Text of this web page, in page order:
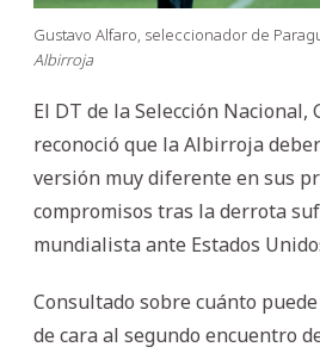
Gustavo Alfaro, seleccionador de
Albirroja
El DT de la Selección Nacional,
reconoció que la Albirroja
versión muy diferente en sus
compromisos tras la derrota
mundialista ante Estados
Consultado sobre cuánto
de cara al segundo encuentro